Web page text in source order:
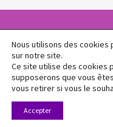
© L'Atelier Cosm'éthique
Politique de
Recherche
Recherche
Nous utilisons des cookies
sur notre site.
Ce site utilise des cookies
supposerons que vous
vous retirer si vous le
Accepter